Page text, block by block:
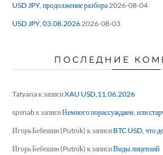
USD JPY, продолжение разбора2026-08-04
USD JPY, 03.08.20262026-08-03
ПОСЛЕДНИЕ
Tatyanaк записиXAU USD,11.06.2026
spsnabк записиНемного порассуждаем, или
Игорь Бебешин (Putnik) к записи BTC USD, что
Игорь Бебешин (Putnik) к записиВиды лицензий